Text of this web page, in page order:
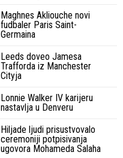
Maghnes Akliouche novi
fudbaler Paris Saint-
Germaina
Leeds doveo Jamesa
Trafforda iz Manchester
Cityja
Lonnie Walker IV karijeru
nastavlja u Denveru
Hiljade ljudi prisustvovalo
ceremoniji potpisivanja
ugovora Mohameda Salaha